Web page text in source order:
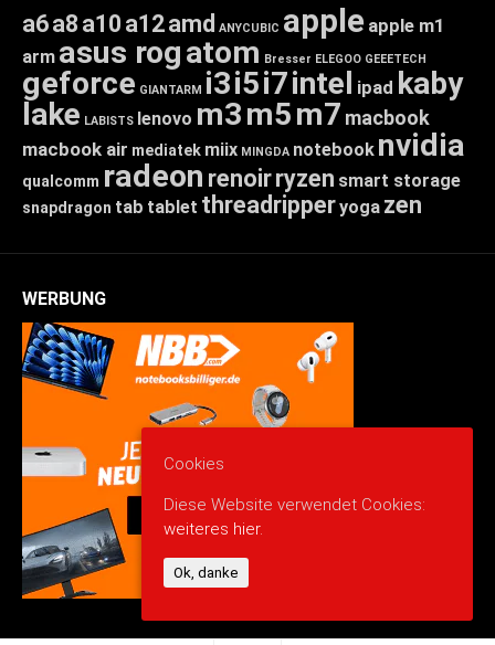
a6a8 a10 a12amd ANYCUBIC apple apple m1
arm asus rogatom Bresser ELEGOO GEEETECH
geforce GIANTARM i3i5i7intel ipad kaby
lake LABISTS lenovo m3m5m7 macbook
macbook air mediatek miix MINGDA notebook nvidia
qualcomm radeon renoirryzen smart storage
snapdragon tab tablet threadripperyoga zen
WERBUNG
Cookies
Diese Website verwendet Cookies:
weiteres hier.
Ok, danke